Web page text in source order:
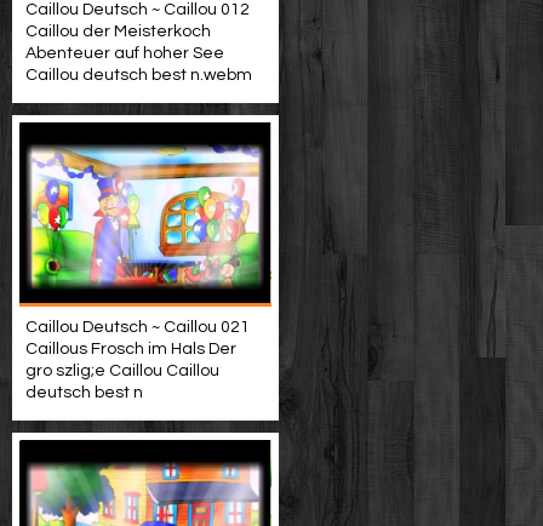
Caillou Deutsch ~ Caillou 012
Caillou der Meisterkoch
Abenteuer auf hoher See
Caillou deutsch best n.webm
Caillou Deutsch ~ Caillou 021
Caillous Frosch im Hals Der
gro szlig;e Caillou Caillou
deutsch best n